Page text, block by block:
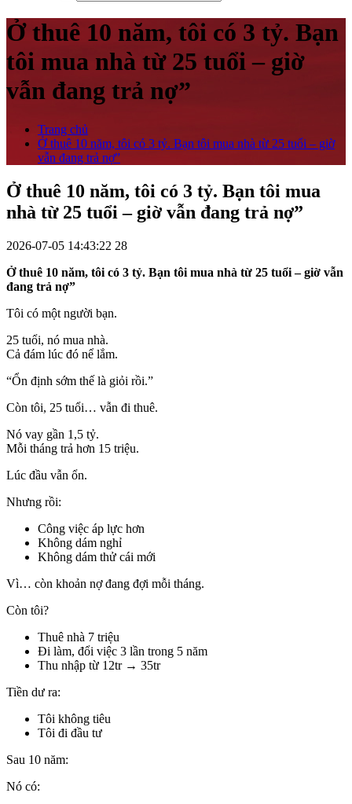
Ở thuê 10 năm, tôi có 3 tỷ. Bạn
tôi mua nhà từ 25 tuổi – giờ
vẫn đang trả nợ”
Trang chủ
Ở thuê 10 năm, tôi có 3 tỷ. Bạn tôi mua nhà từ 25 tuổi – giờ
vẫn đang trả nợ”
Ở thuê 10 năm, tôi có 3 tỷ. Bạn tôi mua
nhà từ 25 tuổi – giờ vẫn đang trả nợ”
2026-07-05 14:43:22 28
Ở thuê 10 năm, tôi có 3 tỷ. Bạn tôi mua nhà từ 25 tuổi – giờ vẫn
đang trả nợ”
Tôi có một người bạn.
25 tuổi, nó mua nhà.
Cả đám lúc đó nể lắm.
“Ổn định sớm thế là giỏi rồi.”
Còn tôi, 25 tuổi… vẫn đi thuê.
Nó vay gần 1,5 tỷ.
Mỗi tháng trả hơn 15 triệu.
Lúc đầu vẫn ổn.
Nhưng rồi:
Công việc áp lực hơn
Không dám nghỉ
Không dám thử cái mới
Vì… còn khoản nợ đang đợi mỗi tháng.
Còn tôi?
Thuê nhà 7 triệu
Đi làm, đổi việc 3 lần trong 5 năm
Thu nhập từ 12tr → 35tr
Tiền dư ra:
Tôi không tiêu
Tôi đi đầu tư
Sau 10 năm:
Nó có: